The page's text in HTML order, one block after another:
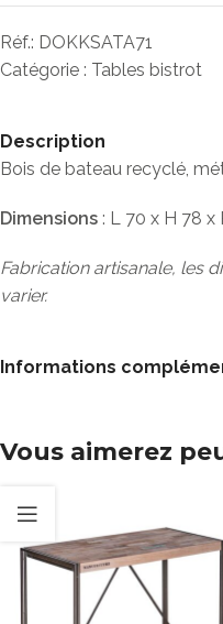
Réf.: DOKKSATA71
Catégorie : Tables bistrot
Description
Bois de bateau recyclé,
Dimensions : L 70 x H 78 x
Fabrication artisanale, les
varier.
Informations
Vous aimerez